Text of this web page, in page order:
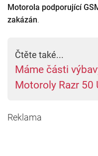
Motorola podporující
zakázán.
Čtěte také...
Máme části
Motoroly Razr 50
Reklama